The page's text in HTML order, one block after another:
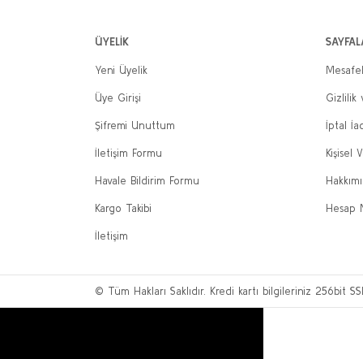
ÜYELİK
Yeni Üyelik
Üye Girişi
Şifremi Unuttum
İletişim Formu
Havale Bildirim Formu
Kargo Takibi
İletişim
Gizlilik
İptal
Kişisel
Hesap
© Tüm Hakları Saklıdır. Kredi kartı bilgileriniz 256bit